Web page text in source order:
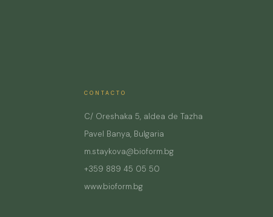
CONTACTO
C/ Oreshaka 5, aldea de Tazha
Pavel Banya, Bulgaria
m.staykova@bioform.bg
+359 889 45 05 50
www.bioform.bg